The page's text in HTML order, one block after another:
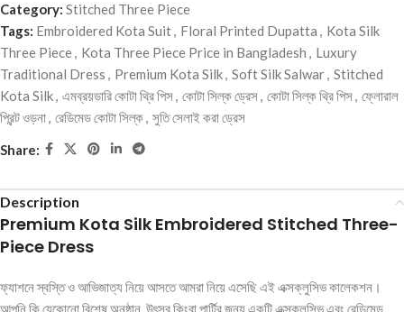
Category: Stitched Three Piece
Tags: Embroidered Kota Suit, Floral Printed Dupatta , Kota Silk
Three Piece, Kota Three Piece Price in Bangladesh , Luxury
Traditional Dress , Premium Kota Silk, Soft Silk Salwar, Stitched
Kota Silk, এমব্রয়ডারি কোটা থ্রি পিস, কোটা সিল্ক ড্রেস, কোটা সিল্ক থ্রি পিস, ফ্লোরাল
প্রিন্ট ওড়না, রেডিমেড কোটা সিল্ক, সুতি সেলাই করা ড্রেস
Share:
Description
Premium Kota Silk Embroidered Stitched Three-
Piece Dress
ফ্যাশনে স্বস্তি ও আভিজাত্য নিয়ে আসতে আমরা নিয়ে এসেছি এই এক্সক্লুসিভ কালেকশন।
আপনি কি যেকোনো বিশেষ অনুষ্ঠান, উৎসব কিংবা পার্টির জন্য একটি এক্সক্লুসিভ এবং রেডিমেড